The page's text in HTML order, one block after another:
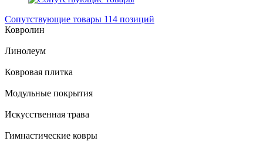
Сопутствующие товары 114 позиций
Ковролин
Линолеум
Ковровая плитка
Модульные покрытия
Искусственная трава
Гимнастические ковры